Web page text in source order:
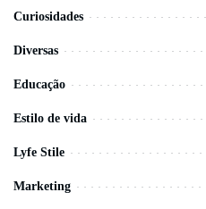
Curiosidades
Diversas
Educação
Estilo de vida
Lyfe Stile
Marketing